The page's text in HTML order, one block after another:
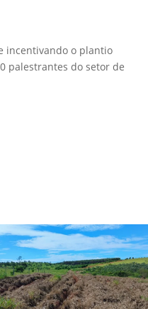
incentivando o plantio
palestrantes do setor de